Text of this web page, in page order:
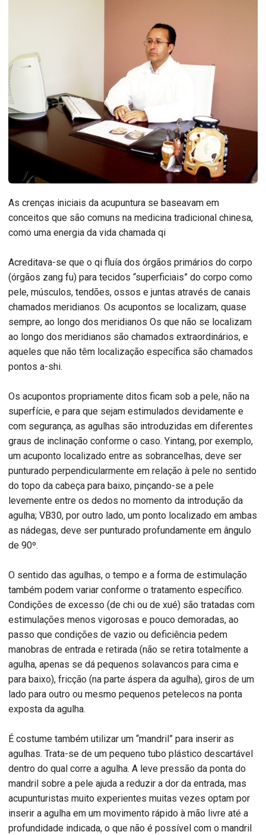
As crenças iniciais da acupuntura se baseavam em
conceitos que são comuns na medicina tradicional chinesa,
como uma energia da vida chamada qi
Acreditava-se que o qi fluía dos órgãos primários do corpo
(órgãos zang fu) para tecidos “superficiais” do corpo como
pele, músculos, tendões, ossos e juntas através de canais
chamados meridianos. Os acupontos se localizam, quase
sempre, ao longo dos meridianos Os que não se localizam
ao longo dos meridianos são chamados extraordinários, e
aqueles que não têm localização específica são chamados
pontos a-shi.
Os acupontos propriamente ditos ficam sob a pele, não na
superfície, e para que sejam estimulados devidamente e
com segurança, as agulhas são introduzidas em diferentes
graus de inclinação conforme o caso. Yintang, por exemplo,
um acuponto localizado entre as sobrancelhas, deve ser
punturado perpendicularmente em relação à pele no sentido
do topo da cabeça para baixo, pinçando-se a pele
levemente entre os dedos no momento da introdução da
agulha; VB30, por outro lado, um ponto localizado em ambas
as nádegas, deve ser punturado profundamente em ângulo
de 90º.
O sentido das agulhas, o tempo e a forma de estimulação
também podem variar conforme o tratamento específico.
Condições de excesso (de chi ou de xué) são tratadas com
estimulações menos vigorosas e pouco demoradas, ao
passo que condições de vazio ou deficiência pedem
manobras de entrada e retirada (não se retira totalmente a
agulha, apenas se dá pequenos solavancos para cima e
para baixo), fricção (na parte áspera da agulha), giros de um
lado para outro ou mesmo pequenos petelecos na ponta
exposta da agulha.
É costume também utilizar um “mandril” para inserir as
agulhas. Trata-se de um pequeno tubo plástico descartável
dentro do qual corre a agulha. A leve pressão da ponta do
mandril sobre a pele ajuda a reduzir a dor da entrada, mas
acupunturistas muito experientes muitas vezes optam por
inserir a agulha em um movimento rápido à mão livre até a
profundidade indicada, o que não é possível com o mandril